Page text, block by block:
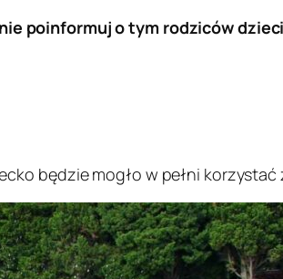
poinformuj o tym rodziców
będzie mogło w pełni korzystać